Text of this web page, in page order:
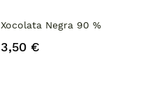
Xocolata Negra 90 %
3,50 €